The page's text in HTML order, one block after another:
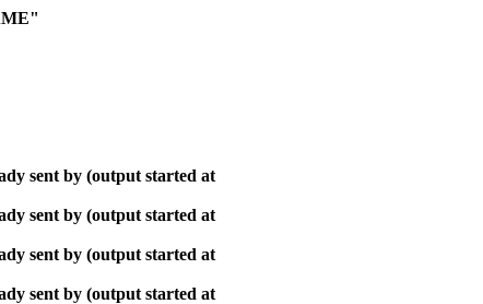
sent by (output started at
sent by (output started at
sent by (output started at
sent by (output started at